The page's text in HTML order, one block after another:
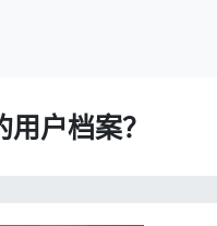
户档案？